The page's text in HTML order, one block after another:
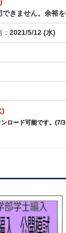
きません。余裕
2021/5/12 (水)
)
ロード可能です。(7/